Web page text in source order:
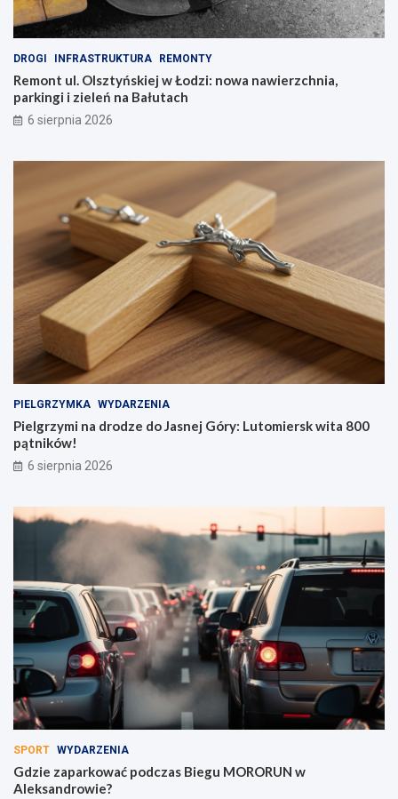
DROGI INFRASTRUKTURA REMONTY
Remont ul. Olsztyńskiej w Łodzi: nowa nawierzchnia,
parkingi i zieleń na Bałutach
6 sierpnia 2026
PIELGRZYMKA WYDARZENIA
Pielgrzymi na drodze do Jasnej Góry: Lutomiersk wita 800
pątników!
6 sierpnia 2026
SPORT WYDARZENIA
Gdzie zaparkować podczas Biegu MORORUN w
Aleksandrowie?